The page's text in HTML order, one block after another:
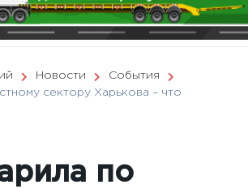
Новости
События
сектору Харькова – что
по